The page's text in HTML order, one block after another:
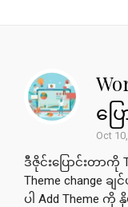
ပြ
Oct
ဒီဇိုင်းပြောင်းတာ
Theme change ခ
ပါ Add Theme ကို နှိ